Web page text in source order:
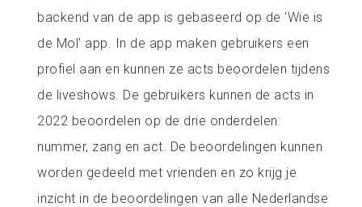
backend van de app is gebaseerd op de 'Wie is
de Mol' app. In de app maken gebruikers een
profiel aan en kunnen ze acts beoordelen tijdens
de liveshows. De gebruikers kunnen de acts in
2022 beoordelen op de drie onderdelen:
nummer, zang en act. De beoordelingen kunnen
worden gedeeld met vrienden en zo krijg je
inzicht in de beoordelingen van alle Nederlandse